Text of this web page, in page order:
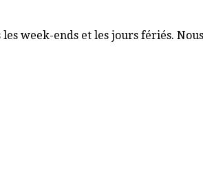
week-ends et les jours fériés. Nous